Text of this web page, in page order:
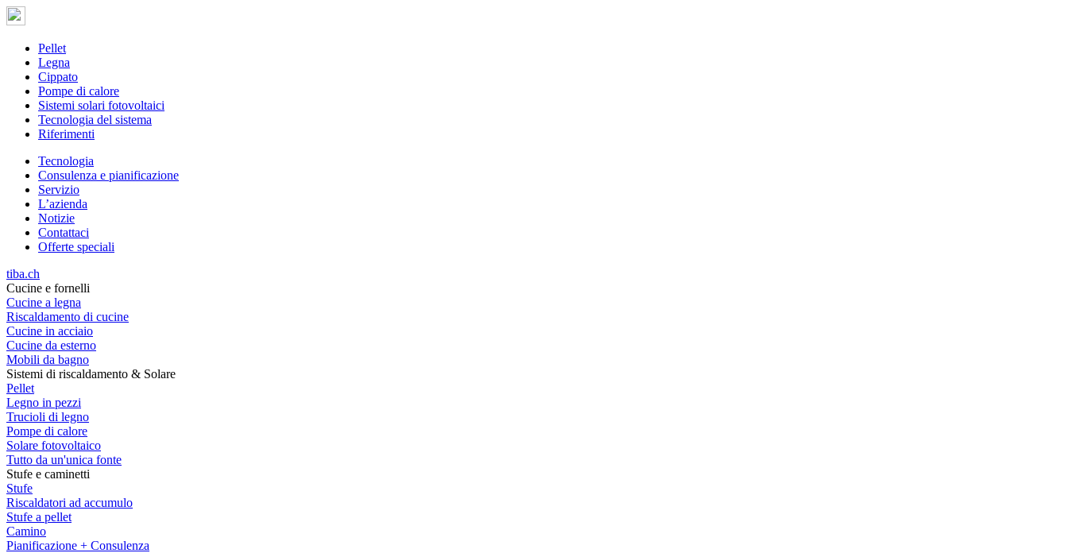
Pellet
Legna
Cippato
Pompe di calore
Sistemi solari fotovoltaici
Tecnologia del sistema
Riferimenti
Tecnologia
Consulenza e pianificazione
Servizio
L’azienda
Notizie
Contattaci
Offerte speciali
tiba.ch
Cucine e fornelli
Cucine a legna
Riscaldamento di cucine
Cucine in acciaio
Cucine da esterno
Mobili da bagno
Sistemi di riscaldamento & Solare
Pellet
Legno in pezzi
Trucioli di legno
Pompe di calore
Solare fotovoltaico
Tutto da un'unica fonte
Stufe e caminetti
Stufe
Riscaldatori ad accumulo
Stufe a pellet
Camino
Pianificazione + Consulenza